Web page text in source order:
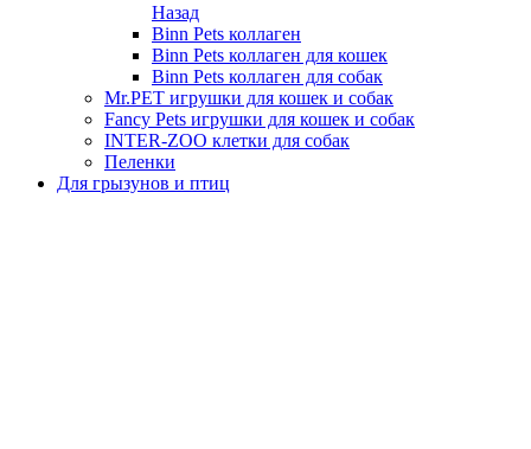
Назад
Binn Pets коллаген
Binn Pets коллаген для кошек
Binn Pets коллаген для собак
Mr.PET игрушки для кошек и собак
Fancy Pets игрушки для кошек и собак
INTER-ZOO клетки для собак
Пеленки
Для грызунов и птиц